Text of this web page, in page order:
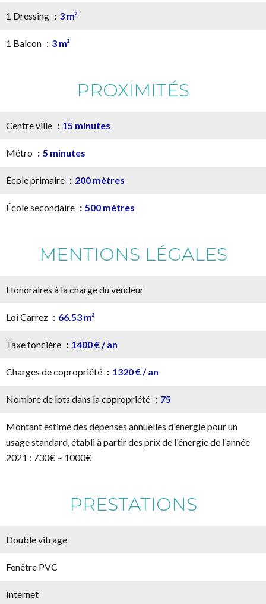
1 Dressing 3 m²
1 Balcon 3 m²
PROXIMITÉS
Centre ville 15 minutes
Métro 5 minutes
École primaire 200 mètres
École secondaire 500 mètres
MENTIONS LÉGALES
Honoraires à la charge du vendeur
Loi Carrez 66.53 m²
Taxe foncière 1400 € / an
Charges de copropriété 1320 € / an
Nombre de lots dans la copropriété 75
Montant estimé des dépenses annuelles d'énergie pour un
usage standard, établi à partir des prix de l'énergie de l'année
2021 : 730€ ~ 1000€
PRESTATIONS
Double vitrage
Fenêtre PVC
Internet